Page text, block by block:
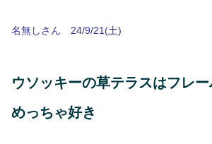
名無しさん 24/9/21(土)
ウソッキーの草テラスはフレ
めっちゃ好き